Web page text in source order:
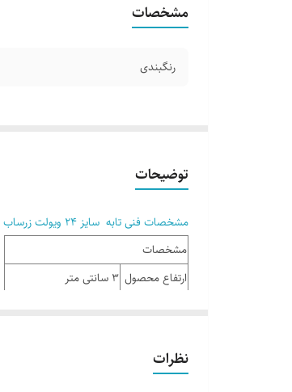
مشخصات
رنگبندی
توضیحات
مشخصات فنی تابه سایز 24 ویولت زرساب کد VL24
مشخصات
ارتفاع محصول 3 سانتی متر
سازنده
نظرات